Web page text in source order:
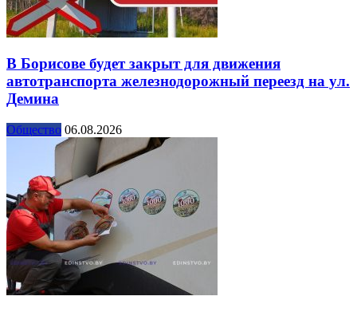
В Борисове будет закрыт для движения
автотранспорта железнодорожный переезд на ул.
Демина
Общество 06.08.2026